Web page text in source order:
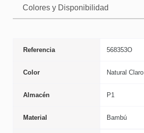
Colores y Disponibilidad
Referencia 568353O
Color Natural Claro
Almacén P1
Material Bambú